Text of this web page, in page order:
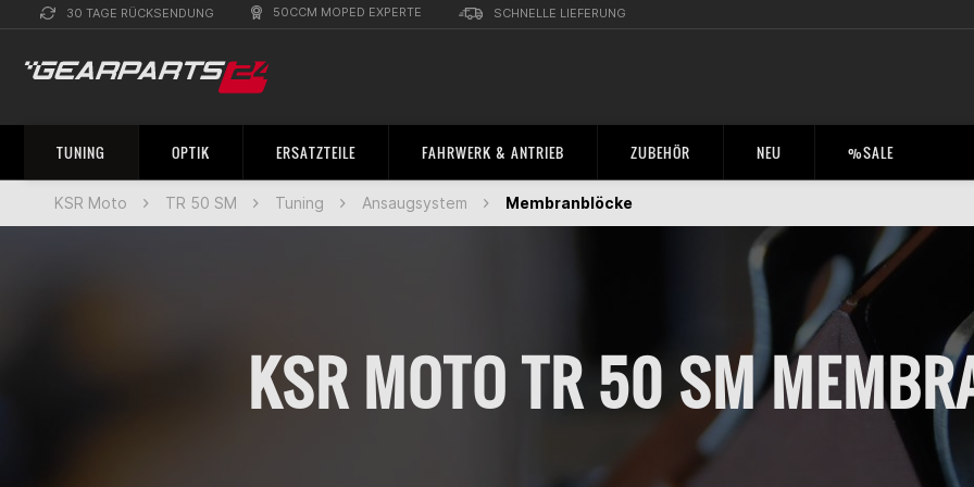
30 TAGE RÜCKSENDUNG 50CCM MOPED EXPERTE SCHNELLE LIEFERUNG
TUNING OPTIK ERSATZTEILE FAHRWERK & ANTRIEB ZUBEHÖR NEU %SALE
KSR Moto TR 50 SM Tuning Ansaugsystem Membranblöcke
KSR MOTO TR 50 SM